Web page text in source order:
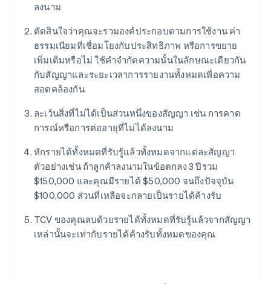
ลงนาม
ตัดสินใจว่าคุณจะรวมองค์ประกอบตามการใช้งาน ค่า
ธรรมเนียมที่เชื่อมโยงกับประสิทธิภาพ หรือการขยาย
เพิ่มเติมหรือไม่ ใช้คำจำกัดความนั้นในลักษณะเดียวกัน
กับสัญญาและระยะเวลาการรายงานทั้งหมดเพื่อความ
สอดคล้องกัน
ละเว้นสิ่งที่ไม่ได้เป็นส่วนหนึ่งของสัญญา เช่น การคาด
การณ์หรือการต่ออายุที่ไม่ได้ลงนาม
หักรายได้ทั้งหมดที่รับรู้แล้วทั้งหมดจากแต่ละสัญญา
ตัวอย่างเช่น ถ้าลูกค้าลงนามในข้อตกลง 3 ปีรวม
$150,000 และคุณมีรายได้ $50,000 จนถึงปัจจุบัน
$100,000 ส่วนที่เหลือจะกลายเป็นรายได้ค้างรับ
TCV ของคุณลบด้วยรายได้ทั้งหมดที่รับรู้แล้วจากสัญญา
เหล่านั้นจะเท่ากับรายได้ค้างรับทั้งหมดของคุณ